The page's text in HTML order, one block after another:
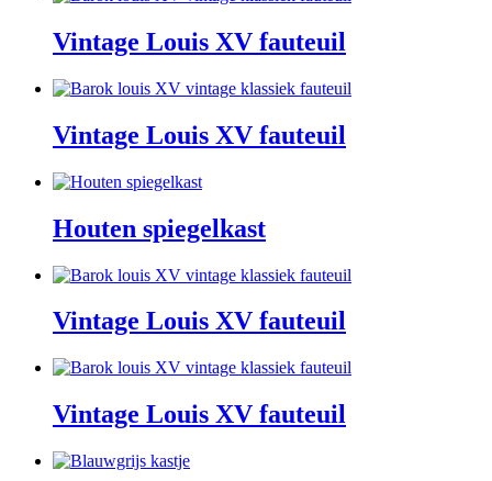
Vintage Louis XV fauteuil
Vintage Louis XV fauteuil
Houten spiegelkast
Vintage Louis XV fauteuil
Vintage Louis XV fauteuil